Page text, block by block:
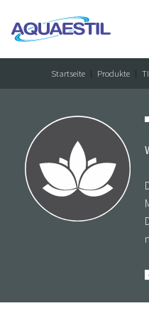
Startseite Produkte